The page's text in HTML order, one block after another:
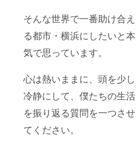
そんな世界で一番助け合え
る都市・横浜にしたいと本
気で思っています。
心は熱いままに、頭を少し
冷静にして、僕たちの生活
を振り返る質問を一つさせ
てください。